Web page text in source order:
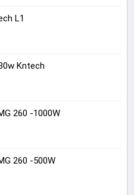
L1
Kntech
260 -1000W
260 -500W